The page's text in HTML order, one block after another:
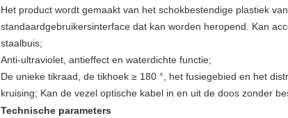
Het product wordt gemaakt van het schokbestendige plastiek
standaardgebruikersinterface dat kan worden heropend. Kan
staalbuis;
Anti-ultraviolet, antieffect en waterdichte functie;
De unieke tikraad, de tikhoek ≥ 180 °, het fusiegebied en het
kruising; Kan de vezel optische kabel in en uit de doos zonder
Technische parameters